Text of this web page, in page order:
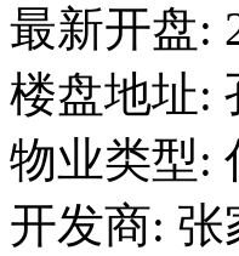
最新开盘:
楼盘地址:
物业类型:
开发商: 张